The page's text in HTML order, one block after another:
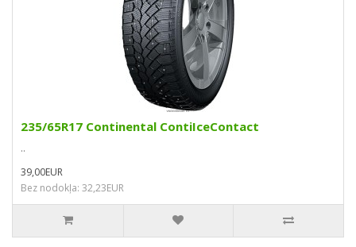
235/65R17 Continental ContiIceContact
..
39,00EUR
Bez nodokļa: 32,23EUR